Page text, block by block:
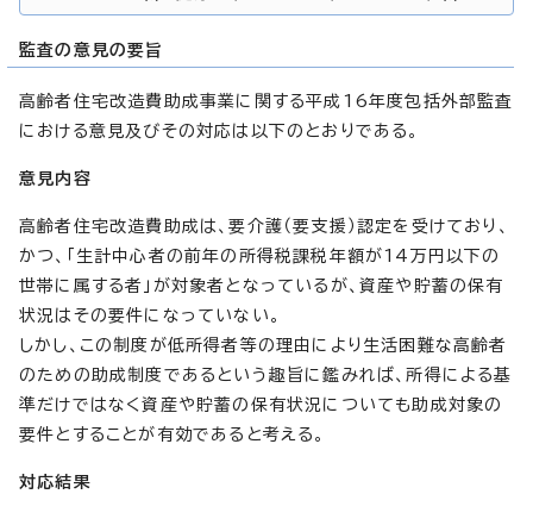
監査の意見の要旨
高齢者住宅改造費助成事業に関する平成16年度包括外部監査
における意見及びその対応は以下のとおりである。
意見内容
高齢者住宅改造費助成は、要介護（要支援）認定を受けており、
かつ、「生計中心者の前年の所得税課税年額が14万円以下の
世帯に属する者」が対象者となっているが、資産や貯蓄の保有
状況はその要件になっていない。
しかし、この制度が低所得者等の理由により生活困難な高齢者
のための助成制度であるという趣旨に鑑みれば、所得による基
準だけではなく資産や貯蓄の保有状況についても助成対象の
要件とすることが有効であると考える。
対応結果